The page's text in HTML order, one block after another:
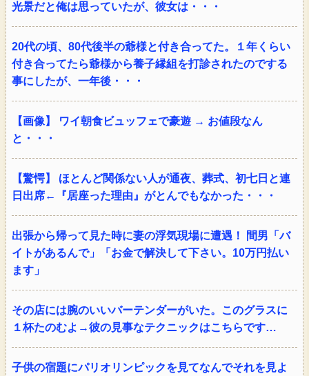
光景だと俺は思っていたが、彼女は・・・
20代の頃、80代後半の爺様と付き合ってた。１年くらい
付き合ってたら爺様から養子縁組を打診されたのでする
事にしたが、一年後・・・
【画像】 ワイ朝食ビュッフェで豪遊 → お値段なん
と・・・
【驚愕】 ほとんど関係ない人が通夜、葬式、初七日と連
日出席←『居座った理由』がとんでもなかった・・・
出張から帰って見た時に妻の浮気現場に遭遇！ 間男「バ
イトがあるんで」「お金で解決して下さい。10万円払い
ます」
その店には腕のいいバーテンダーがいた。このグラスに
１杯たのむよ→彼の見事なテクニックはこちらです…
子供の宿題にパリオリンピックを見てなんでそれを見よ